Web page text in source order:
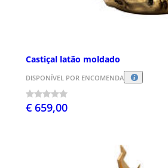
Castiçal latão moldado
DISPONÍVEL POR ENCOMENDA
€ 659,00